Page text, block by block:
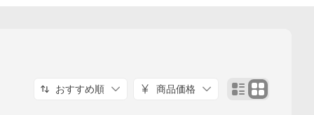
おすすめ順 商品価格